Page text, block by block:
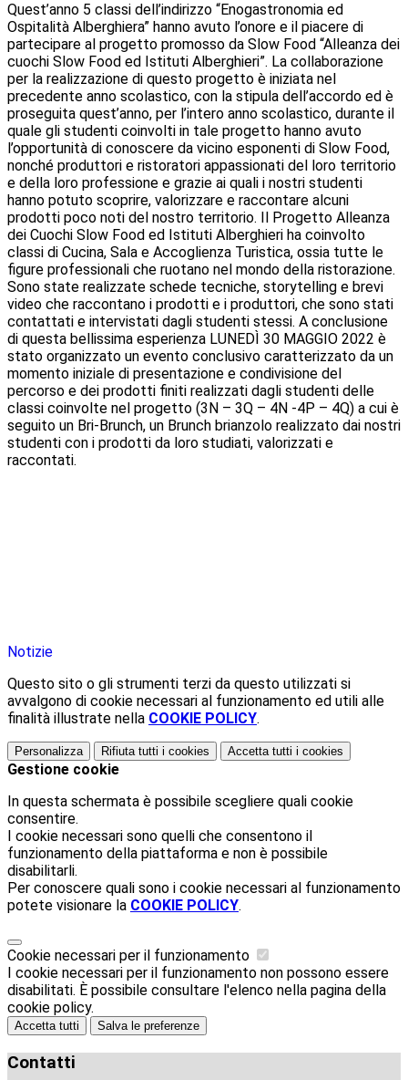
Quest’anno 5 classi dell’indirizzo “Enogastronomia ed
Ospitalità Alberghiera” hanno avuto l’onore e il piacere di
partecipare al progetto promosso da Slow Food “Alleanza dei
cuochi Slow Food ed Istituti Alberghieri”. La collaborazione
per la realizzazione di questo progetto è iniziata nel
precedente anno scolastico, con la stipula dell’accordo ed è
proseguita quest’anno, per l’intero anno scolastico, durante il
quale gli studenti coinvolti in tale progetto hanno avuto
l’opportunità di conoscere da vicino esponenti di Slow Food,
nonché produttori e ristoratori appassionati del loro territorio
e della loro professione e grazie ai quali i nostri studenti
hanno potuto scoprire, valorizzare e raccontare alcuni
prodotti poco noti del nostro territorio. Il Progetto Alleanza
dei Cuochi Slow Food ed Istituti Alberghieri ha coinvolto
classi di Cucina, Sala e Accoglienza Turistica, ossia tutte le
figure professionali che ruotano nel mondo della ristorazione.
Sono state realizzate schede tecniche, storytelling e brevi
video che raccontano i prodotti e i produttori, che sono stati
contattati e intervistati dagli studenti stessi. A conclusione
di questa bellissima esperienza LUNEDÌ 30 MAGGIO 2022 è
stato organizzato un evento conclusivo caratterizzato da un
momento iniziale di presentazione e condivisione del
percorso e dei prodotti finiti realizzati dagli studenti delle
classi coinvolte nel progetto (3N – 3Q – 4N -4P – 4Q) a cui è
seguito un Bri-Brunch, un Brunch brianzolo realizzato dai nostri
studenti con i prodotti da loro studiati, valorizzati e
raccontati.
Notizie
Questo sito o gli strumenti terzi da questo utilizzati si
avvalgono di cookie necessari al funzionamento ed utili alle
finalità illustrate nella COOKIE POLICY.
Personalizza Rifiuta tutti i cookies Accetta tutti i cookies
Gestione cookie
In questa schermata è possibile scegliere quali cookie
consentire.
I cookie necessari sono quelli che consentono il
funzionamento della piattaforma e non è possibile
disabilitarli.
Per conoscere quali sono i cookie necessari al funzionamento
potete visionare la COOKIE POLICY.
Cookie necessari per il funzionamento
I cookie necessari per il funzionamento non possono essere
disabilitati. È possibile consultare l'elenco nella pagina della
cookie policy.
Accetta tutti Salva le preferenze
Contatti